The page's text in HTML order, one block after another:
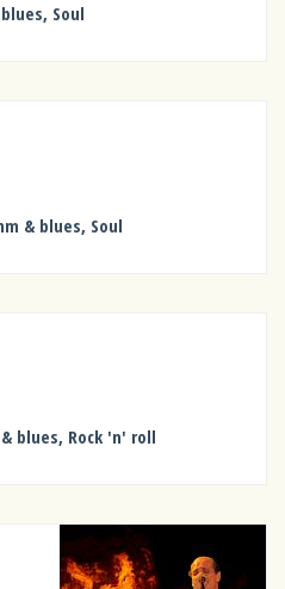
Soul
& blues, Soul
blues, Rock 'n' roll